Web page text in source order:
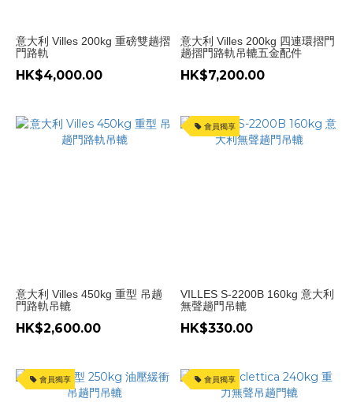
Scorrevoli
(1)
趟
款
趟
門
(2)
隔
意大利 Villes 200kg 重磅雙趟摺
門路軌
HK$4,000.00
意大利 Villes 200kg 四連環摺門
趟摺門路軌吊轆五金配件
HK$7,200.00
意大利 Villes 450kg 重型 吊趟
門路軌吊轆
HK$2,600.00
會員獨享
VILLES S-2200B 160kg 意大利
無聲趟門吊轆
HK$330.00
會員獨享 會員獨享